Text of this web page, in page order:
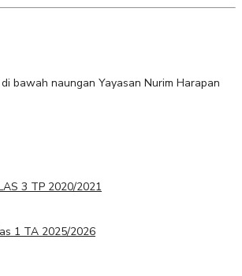
bawah naungan Yayasan Nurim Harapan
3 TP 2020/2021
1 TA 2025/2026